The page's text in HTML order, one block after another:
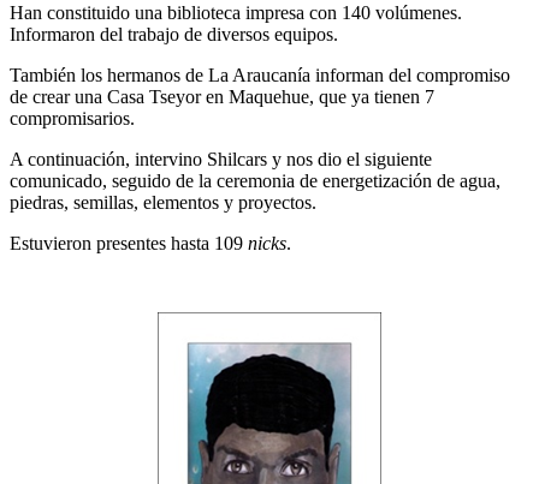
Han constituido una biblioteca impresa con 140 volúmenes.
Informaron del trabajo de diversos equipos.
También los hermanos de La Araucanía informan del compromiso
de crear una Casa Tseyor en Maquehue, que ya tienen 7
compromisarios.
A continuación, intervino Shilcars y nos dio el siguiente
comunicado, seguido de la ceremonia de energetización de agua,
piedras, semillas, elementos y proyectos.
Estuvieron presentes hasta 109 nicks.